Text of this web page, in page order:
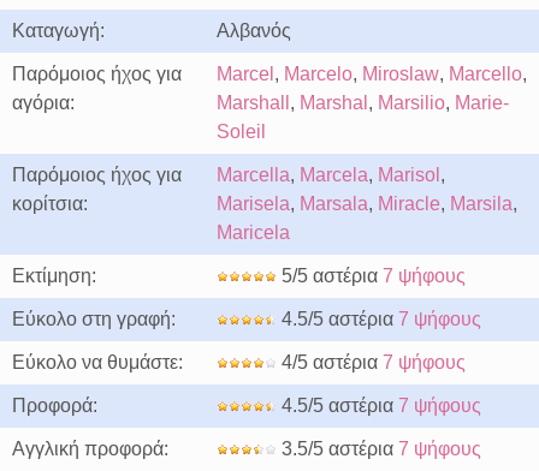
Καταγωγή: Αλβανός
Παρόμοιος ήχος για
αγόρια:
Marcel , Marcelo, Miroslaw, Marcello,
Marshall , Marshal , Marsilio, Marie-
Soleil
Παρόμοιος ήχος για
κορίτσια:
Marcella, Marcela, Marisol ,
Marisela, Marsala, Miracle, Marsila,
Maricela
Εκτίμηση: 5/5 αστέρια 7 ψήφους
Εύκολο στη γραφή: 4.5/5 αστέρια 7 ψήφους
Εύκολο να θυμάστε: 4/5 αστέρια 7 ψήφους
Προφορά: 4.5/5 αστέρια 7 ψήφους
Αγγλική προφορά: 3.5/5 αστέρια 7 ψήφους